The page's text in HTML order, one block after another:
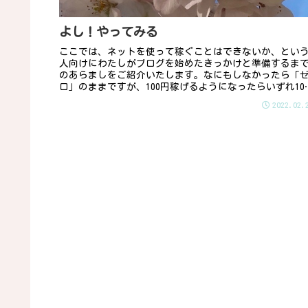
よし！やってみる
ここでは、ネットを使って稼ぐことはできないか、という
人向けにわたしがブログを始めたきっかけと準備するまで
のあらましをご紹介いたします。なにもしなかったら「ゼ
ロ」のままですが、100円稼げるようになったらいずれ